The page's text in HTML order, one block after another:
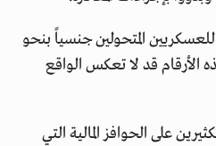
المتحولين جنسياً بنحو
هذه الأرقام قد لا تعكس الواقع
على الحوافز المالية التي